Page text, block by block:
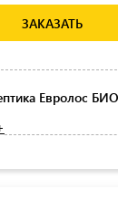
ЗАКАЗАТЬ
Евролос